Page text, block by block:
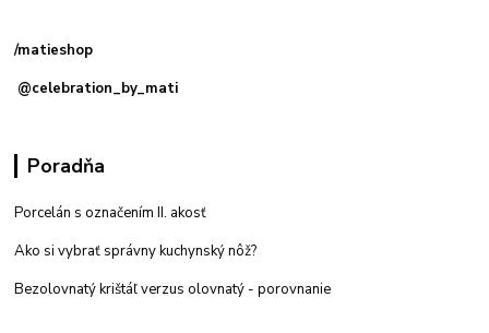
/matieshop
@celebration_by_mati
Poradňa
Porcelán s označením II. akosť
Ako si vybrať správny kuchynský nôž?
Bezolovnatý krištáľ verzus olovnatý - porovnanie